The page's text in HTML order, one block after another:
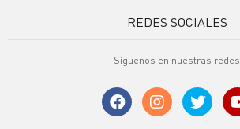
REDES SOCIALES
Síguenos en nuestras redes